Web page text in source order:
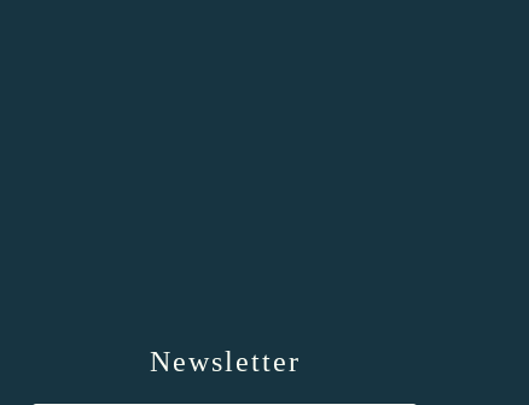
Newsletter